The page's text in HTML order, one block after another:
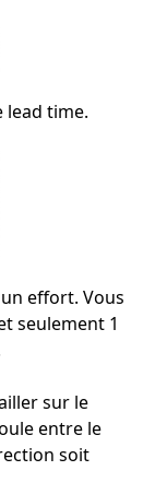
lead time.
effort. Vous
seulement 1
sur le
entre le
soit